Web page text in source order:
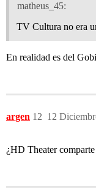
matheus_45:
TV Cultura no era
En realidad es del
argen 12
12
¿HD Theater